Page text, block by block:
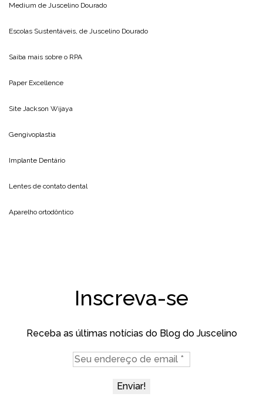
Medium de Juscelino Dourado
Escolas Sustentáveis, de Juscelino Dourado
Saiba mais sobre o RPA
Paper Excellence
Site Jackson Wijaya
Gengivoplastia
Implante Dentário
Lentes de contato dental
Aparelho ortodôntico
Inscreva-se
Receba as últimas notícias do Blog do Juscelino